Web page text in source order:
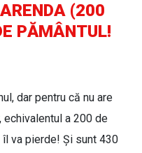
(200
PĂMÂNTUL!
dar pentru că nu are
echivalentul a 200 de
va pierde! Și sunt 430